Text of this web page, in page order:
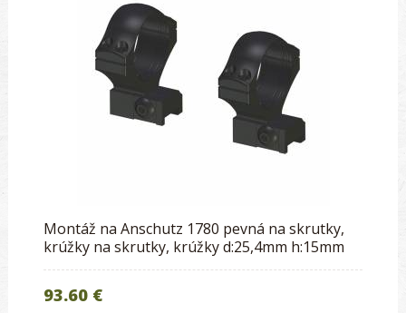
Montáž na Anschutz 1780 pevná na skrutky,
krúžky na skrutky, krúžky d:25,4mm h:15mm
93.60 €